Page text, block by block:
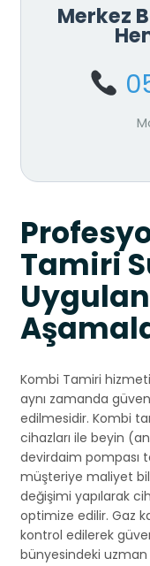
Merkez
Tamiri
Kombi Tamiri
aynı zamanda
edilmesidir. Kombi
cihazları ile beyin
devirdaim pompası
müşteriye maliyet
değişimi yapılarak
optimize edilir. Gaz
kontrol edilerek
bünyesindeki